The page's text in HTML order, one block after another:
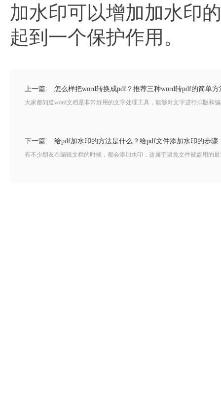
加水印可以增加加水印
起到一个保护作用。
上一篇: 怎么样把word转换成pdf？推荐三种word转pdf的简单方
大家都知道word文档是非常好用的文字处理工具，能够对文字进行排版和
下一篇: 给pdf加水印的方法是什么？给pdf文件添加水印的步骤
有不少朋友在编辑文档的时候，都会添加水印，这属于避免文件被盗用的